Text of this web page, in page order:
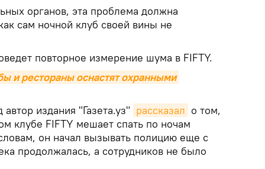
органов, эта проблема должна
сам ночной клуб своей вины не
повторное измерение шума в FIFTY.
и рестораны оснастят охранными
издания "Газета.уз" рассказал о том,
клубе FIFTY мешает спать по ночам
он начал вызывать полицию еще с
продолжалась, а сотрудников не было